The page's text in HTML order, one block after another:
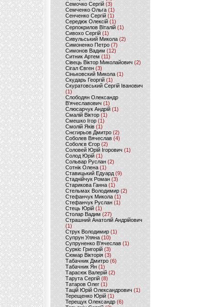
Семочко Сергій (3)
Семченко Ольга (1)
Сенченко Сергій(1)
Середюк Олексій(1)
Серпокрилов Віталій(1)
Сивохо Сергій(1)
Сивульський Микола(2)
Симоненко Петро(7)
Симонов Вадим (12)
Ситник Артем(11)
Сівець Віктор Миколайович(2)
Сігал Євген (3)
Сіньковский Микола(1)
Скударь Георгій (1)
Скуратовський Сергій Іванович
(1)
Слободян Олександр
В'ячеславович(1)
Слюсарчук Андрій(1)
Смалій Віктор (1)
Смешко Ігор (1)
Смолій Яків (1)
Снєгирьов Дмитро (2)
Соболев Вячеслав (4)
Соболєв Єгор(2)
Соловей Юрій Ігорович (1)
Солод Юрій (1)
Сольвар Руслан (2)
Сотнік Олена(1)
Ставицький Едуард (9)
Стаднійчук Роман(3)
Старикова Ганна (1)
Стельмах Володимир(2)
Стефанчук Микола (1)
Стефанчук Руслан (1)
Стець Юрій (1)
Столар Вадим(27)
Страшний Анатолій Андрійович
(1)
Струк Володимир (1)
Супрун Уляна (10)
Супруненко В'ячеслав (1)
Суркіс Григорій (3)
Сюмар Вікторія (3)
Табачник Дмитро (6)
Табачник Ян(1)
Тарасюк Валерій (2)
Тарута Сергій (8)
Татаров Олег(1)
Тацій Юрій Олександрович(1)
Терещенко Юрій(1)
Терещук Олександр(6)